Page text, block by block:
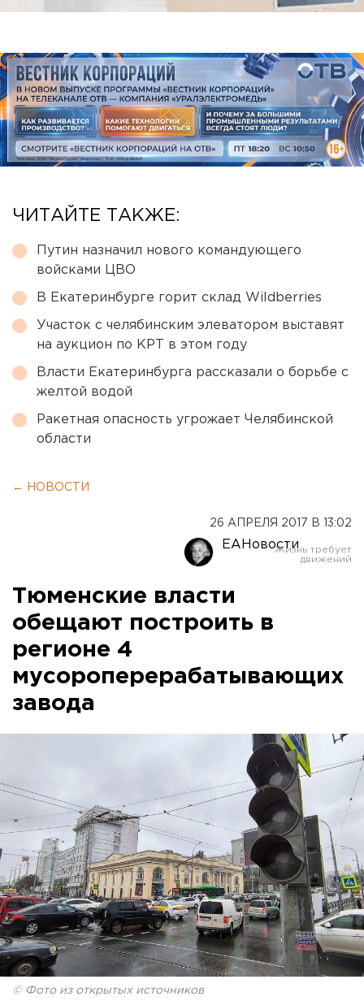
ЧИТАЙТЕ ТАКЖЕ:
Путин назначил нового командующего
войсками ЦВО
В Екатеринбурге горит склад Wildberries
Участок с челябинским элеватором выставят
на аукцион по КРТ в этом году
Власти Екатеринбурга рассказали о борьбе с
желтой водой
Ракетная опасность угрожает Челябинской
области
← НОВОСТИ
26 АПРЕЛЯ 2017 В 13:02
ЕАНовости
Тюменские власти
обещают построить в
регионе 4
мусороперерабатывающих
завода
© Фото из открытых источников